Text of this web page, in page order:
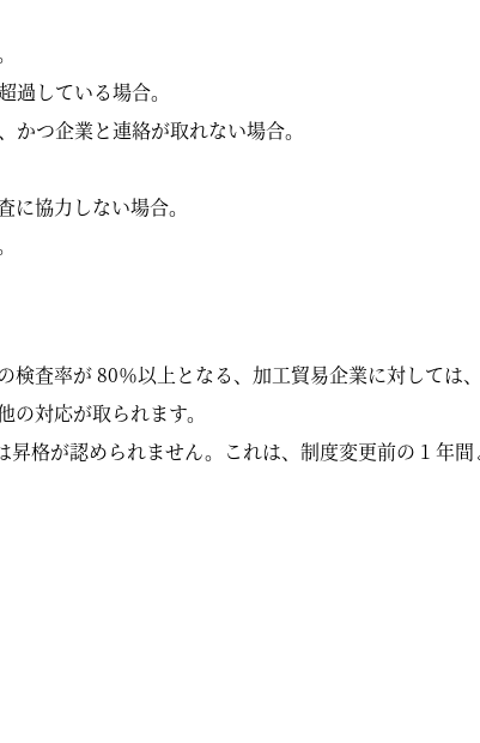
過している場合。
かつ企業と連絡が取れない場合。
に協力しない場合。
査率が 80％以上となる、加工貿易企業に対しては
対応が取られます。
格が認められません。これは、制度変更前の 1 年